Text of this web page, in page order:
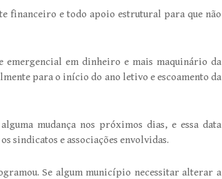
financeiro e todo apoio estrutural para que não
emergencial em dinheiro e mais maquinário da
para o início do ano letivo e escoamento da
mudança nos próximos dias, e essa data
sindicatos e associações envolvidas.
Se algum município necessitar alterar a